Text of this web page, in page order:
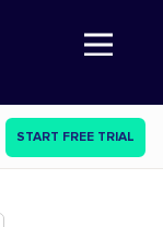
Abre a navegação
START FREE TRIAL